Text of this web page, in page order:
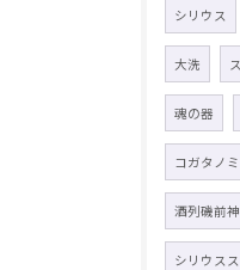
シリウス
大洗
魂の器
コガタノ
酒列磯前
シリウス